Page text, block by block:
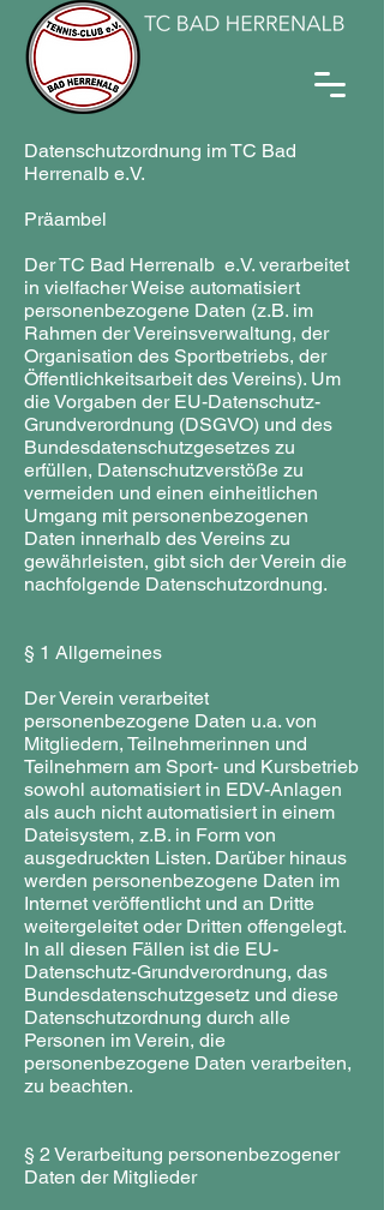
Datenschutzordnung im TC Bad
Herrenalb e.V.
Präambel
Der TC Bad Herrenalb e.V. verarbeitet
in vielfacher Weise automatisiert
personenbezogene Daten (z.B. im
Rahmen der Vereinsverwaltung, der
Organisation des Sportbetriebs, der
Öffentlichkeitsarbeit des Vereins). Um
die Vorgaben der EU-Datenschutz-
Grundverordnung (DSGVO) und des
Bundesdatenschutzgesetzes zu
erfüllen, Datenschutzverstöße zu
vermeiden und einen einheitlichen
Umgang mit personenbezogenen
Daten innerhalb des Vereins zu
gewährleisten, gibt sich der Verein die
nachfolgende Datenschutzordnung.
§ 1 Allgemeines
Der Verein verarbeitet
personenbezogene Daten u.a. von
Mitgliedern, Teilnehmerinnen und
Teilnehmern am Sport- und Kursbetrieb
sowohl automatisiert in EDV-Anlagen
als auch nicht automatisiert in einem
Dateisystem, z.B. in Form von
ausgedruckten Listen. Darüber hinaus
werden personenbezogene Daten im
Internet veröffentlicht und an Dritte
weitergeleitet oder Dritten offengelegt.
In all diesen Fällen ist die EU-
Datenschutz-Grundverordnung, das
Bundesdatenschutzgesetz und diese
Datenschutzordnung durch alle
Personen im Verein, die
personenbezogene Daten verarbeiten,
zu beachten.
§ 2 Verarbeitung personenbezogener
Daten der Mitglieder